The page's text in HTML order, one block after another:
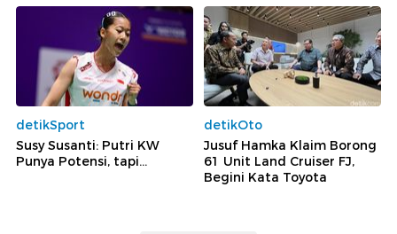
detikSport
Susy Susanti: Putri KW
Punya Potensi, tapi...
detikOto
Jusuf Hamka Klaim Borong
61 Unit Land Cruiser FJ,
Begini Kata Toyota